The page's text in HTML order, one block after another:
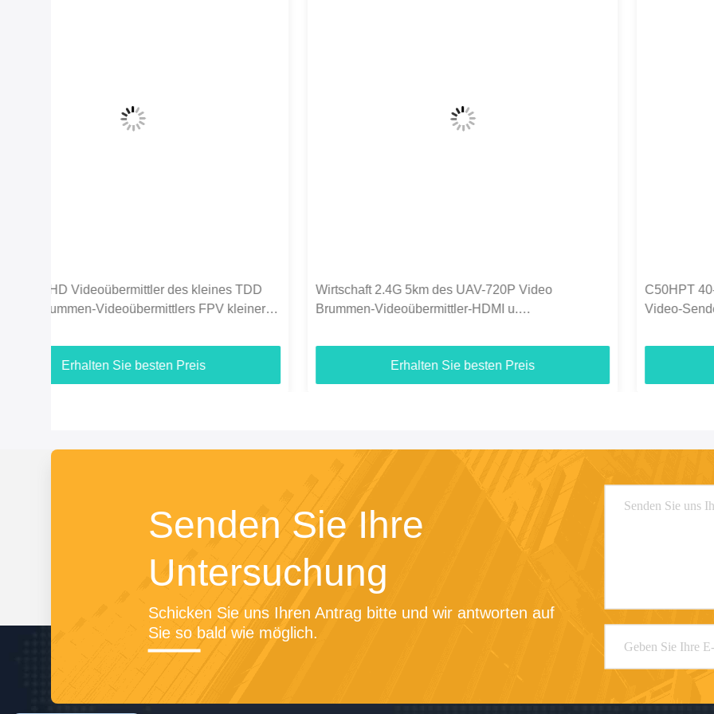
Wirtschaft 2.4G 5km des UAV-720P Video
Brummen-Videoübermittler-HDMI u.
Erhalten Sie besten Preis
C50HPT 40-70km Mavlink 2.4GHz COFDM UAV
Video-Sender Ultra-Langstrecke UP/Downlink
Erhalten Sie besten Preis
Senden Sie Ihre
Untersuchung
Schicken Sie uns Ihren Antrag bitte und wir antworten auf
Sie so bald wie möglich.